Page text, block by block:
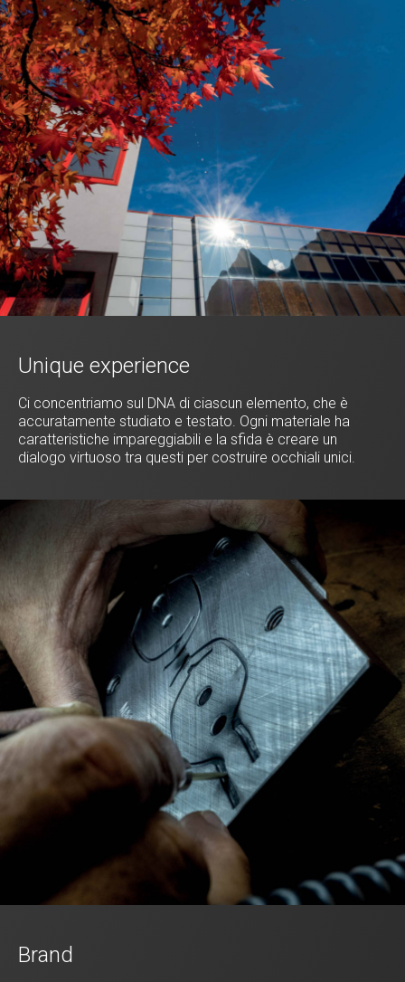
Unique experience
Ci concentriamo sul DNA di ciascun elemento, che è
accuratamente studiato e testato. Ogni materiale ha
caratteristiche impareggiabili e la sfida è creare un
dialogo virtuoso tra questi per costruire occhiali unici.
Brand